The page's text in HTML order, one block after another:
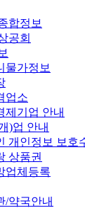
합정보
공회
물가정보
업소
제기업 안내
)업 안내
개인정보 보호
상품권
업체등록
/약국안내